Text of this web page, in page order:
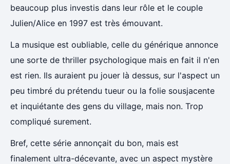
beaucoup plus investis dans leur rôle et le couple
Julien/Alice en 1997 est très émouvant.
La musique est oubliable, celle du générique annonce
une sorte de thriller psychologique mais en fait il n'en
est rien. Ils auraient pu jouer là dessus, sur l'aspect un
peu timbré du prétendu tueur ou la folie sousjacente
et inquiétante des gens du village, mais non. Trop
compliqué surement.
Bref, cette série annonçait du bon, mais est
finalement ultra-décevante, avec un aspect mystère